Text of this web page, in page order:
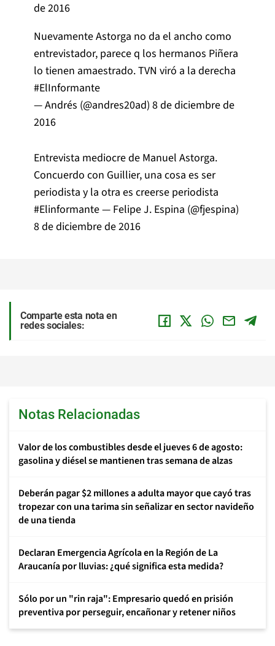
de 2016
Nuevamente Astorga no da el ancho como
entrevistador, parece q los hermanos Piñera
lo tienen amaestrado. TVN viró a la derecha
#ElInformante
— Andrés (@andres20ad) 8 de diciembre de
2016
Entrevista mediocre de Manuel Astorga.
Concuerdo con Guillier, una cosa es ser
periodista y la otra es creerse periodista
#Elinformante— Felipe J. Espina (@fjespina)
8 de diciembre de 2016
Comparte esta nota en
redes sociales:
Notas Relacionadas
Valor de los combustibles desde el jueves 6 de agosto:
gasolina y diésel se mantienen tras semana de alzas
Deberán pagar $2 millones a adulta mayor que cayó tras
tropezar con una tarima sin señalizar en sector navideño
de una tienda
Declaran Emergencia Agrícola en la Región de La
Araucanía por lluvias: ¿qué significa esta medida?
Sólo por un "rin raja": Empresario quedó en prisión
preventiva por perseguir, encañonar y retener niños